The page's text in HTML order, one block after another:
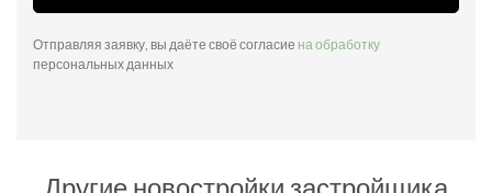
Отправляя заявку, вы даёте своё согласие на обработку
персональных данных